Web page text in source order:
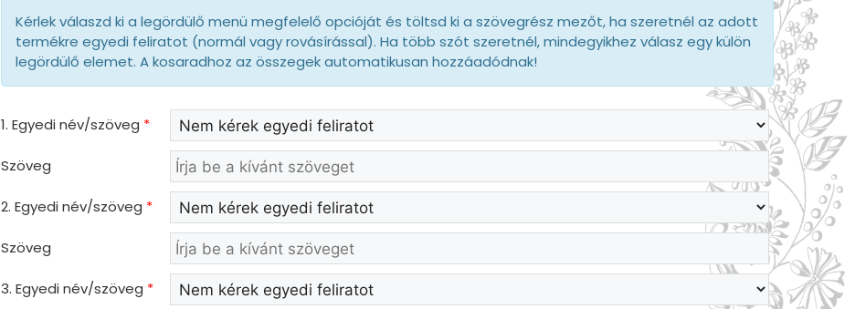
Kérlek válaszd ki a legördülő menü megfelelő opcióját és töltsd ki a szövegrész mezőt, ha szeretnél az adott
termékre egyedi feliratot (normál vagy rovásírással). Ha több szót szeretnél, mindegyikhez válasz egy külön
legördülő elemet. A kosaradhoz az összegek automatikusan hozzáadódnak!
1. Egyedi név/szöveg *
Szöveg
2. Egyedi név/szöveg *
Szöveg
3. Egyedi név/szöveg *